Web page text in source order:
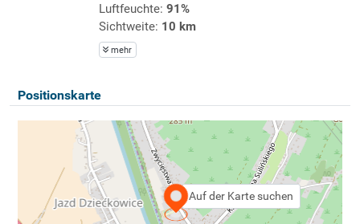
Luftfeuchte: 91%
Sichtweite: 10 km
mehr
Positionskarte
Auf der Karte suchen